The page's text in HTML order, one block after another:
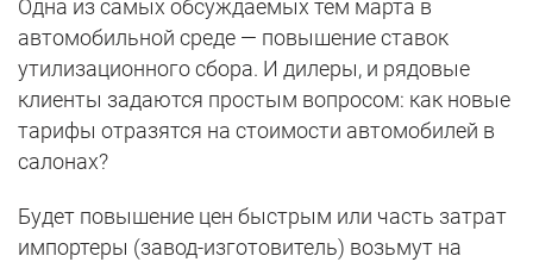
Одна из самых обсуждаемых тем марта в
автомобильной среде — повышение ставок
утилизационного сбора. И дилеры, и рядовые
клиенты задаются простым вопросом: как новые
тарифы отразятся на стоимости автомобилей в
салонах?
Будет повышение цен быстрым или часть затрат
импортеры (завод-изготовитель) возьмут на